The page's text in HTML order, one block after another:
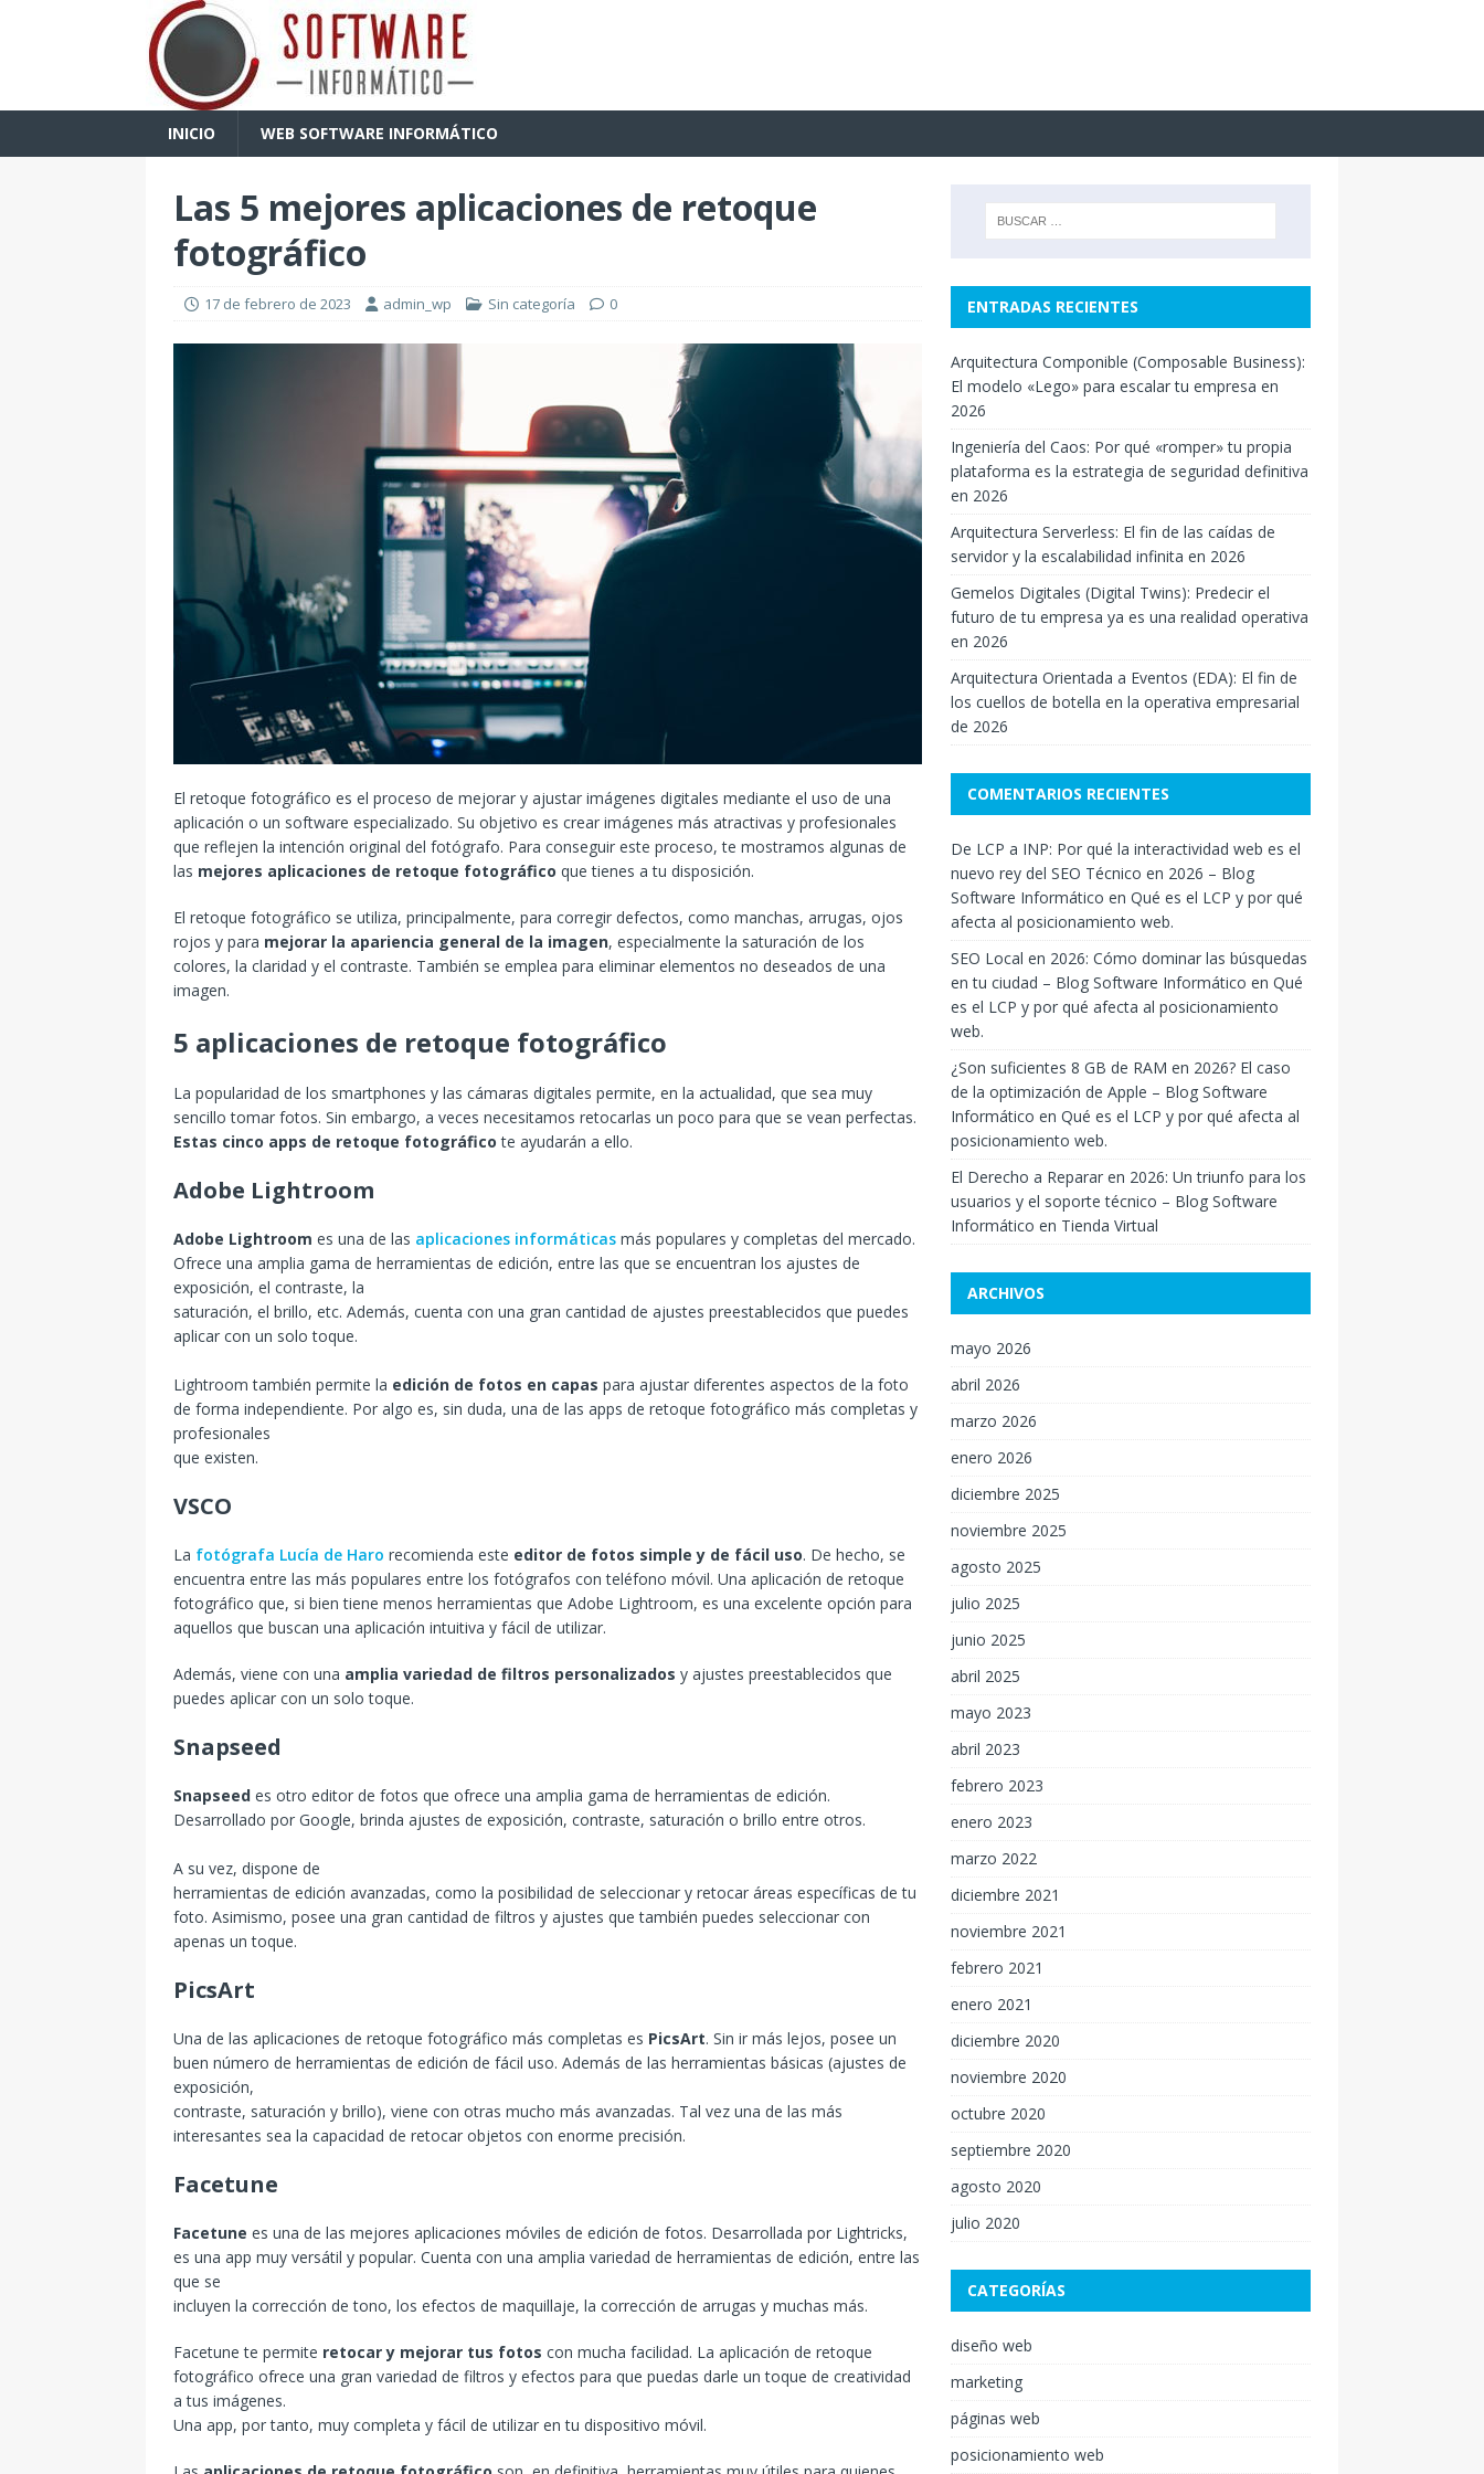
INICIO WEB SOFTWARE INFORMÁTICO
Las 5 mejores aplicaciones de retoque
fotográfico
17 de febrero de 2023 admin_wp Sin categoría 0
El retoque fotográfico es el proceso de mejorar y ajustar imágenes digitales mediante el uso de una
aplicación o un software especializado. Su objetivo es crear imágenes más atractivas y profesionales
que reflejen la intención original del fotógrafo. Para conseguir este proceso, te mostramos algunas de
las mejores aplicaciones de retoque fotográfico que tienes a tu disposición.
El retoque fotográfico se utiliza, principalmente, para corregir defectos, como manchas, arrugas, ojos
rojos y para mejorar la apariencia general de la imagen, especialmente la saturación de los
colores, la claridad y el contraste. También se emplea para eliminar elementos no deseados de una
imagen.
5 aplicaciones de retoque fotográfico
La popularidad de los smartphones y las cámaras digitales permite, en la actualidad, que sea muy
sencillo tomar fotos. Sin embargo, a veces necesitamos retocarlas un poco para que se vean perfectas.
Estas cinco apps de retoque fotográfico te ayudarán a ello.
Adobe Lightroom
Adobe Lightroom es una de las aplicaciones informáticas más populares y completas del mercado.
Ofrece una amplia gama de herramientas de edición, entre las que se encuentran los ajustes de
exposición, el contraste, la
saturación, el brillo, etc. Además, cuenta con una gran cantidad de ajustes preestablecidos que puedes
aplicar con un solo toque.
Lightroom también permite la edición de fotos en capas para ajustar diferentes aspectos de la foto
de forma independiente. Por algo es, sin duda, una de las apps de retoque fotográfico más completas y
profesionales
que existen.
VSCO
La fotógrafa Lucía de Haro recomienda este editor de fotos simple y de fácil uso. De hecho, se
encuentra entre las más populares entre los fotógrafos con teléfono móvil. Una aplicación de retoque
fotográfico que, si bien tiene menos herramientas que Adobe Lightroom, es una excelente opción para
aquellos que buscan una aplicación intuitiva y fácil de utilizar.
Además, viene con una amplia variedad de filtros personalizados y ajustes preestablecidos que
puedes aplicar con un solo toque.
Snapseed
Snapseed es otro editor de fotos que ofrece una amplia gama de herramientas de edición.
Desarrollado por Google, brinda ajustes de exposición, contraste, saturación o brillo entre otros.
A su vez, dispone de
herramientas de edición avanzadas, como la posibilidad de seleccionar y retocar áreas específicas de tu
foto. Asimismo, posee una gran cantidad de filtros y ajustes que también puedes seleccionar con
apenas un toque.
PicsArt
Una de las aplicaciones de retoque fotográfico más completas es PicsArt. Sin ir más lejos, posee un
buen número de herramientas de edición de fácil uso. Además de las herramientas básicas (ajustes de
exposición,
contraste, saturación y brillo), viene con otras mucho más avanzadas. Tal vez una de las más
interesantes sea la capacidad de retocar objetos con enorme precisión.
Facetune
Facetune es una de las mejores aplicaciones móviles de edición de fotos. Desarrollada por Lightricks,
es una app muy versátil y popular. Cuenta con una amplia variedad de herramientas de edición, entre las
que se
incluyen la corrección de tono, los efectos de maquillaje, la corrección de arrugas y muchas más.
Facetune te permite retocar y mejorar tus fotos con mucha facilidad. La aplicación de retoque
fotográfico ofrece una gran variedad de filtros y efectos para que puedas darle un toque de creatividad
a tus imágenes.
Una app, por tanto, muy completa y fácil de utilizar en tu dispositivo móvil.
ENTRADAS RECIENTES
Arquitectura Componible (Composable Business):
El modelo «Lego» para escalar tu empresa en
2026
Ingeniería del Caos: Por qué «romper» tu propia
plataforma es la estrategia de seguridad definitiva
en 2026
Arquitectura Serverless: El fin de las caídas de
servidor y la escalabilidad infinita en 2026
Gemelos Digitales (Digital Twins): Predecir el
futuro de tu empresa ya es una realidad operativa
en 2026
Arquitectura Orientada a Eventos (EDA): El fin de
los cuellos de botella en la operativa empresarial
de 2026
COMENTARIOS RECIENTES
De LCP a INP: Por qué la interactividad web es el
nuevo rey del SEO Técnico en 2026 – Blog
Software Informático en Qué es el LCP y por qué
afecta al posicionamiento web.
SEO Local en 2026: Cómo dominar las búsquedas
en tu ciudad – Blog Software Informático en Qué
es el LCP y por qué afecta al posicionamiento
web.
¿Son suficientes 8 GB de RAM en 2026? El caso
de la optimización de Apple – Blog Software
Informático en Qué es el LCP y por qué afecta al
posicionamiento web.
El Derecho a Reparar en 2026: Un triunfo para los
usuarios y el soporte técnico – Blog Software
Informático en Tienda Virtual
ARCHIVOS
mayo 2026
abril 2026
marzo 2026
enero 2026
diciembre 2025
noviembre 2025
agosto 2025
julio 2025
junio 2025
abril 2025
mayo 2023
abril 2023
febrero 2023
enero 2023
marzo 2022
diciembre 2021
noviembre 2021
febrero 2021
enero 2021
diciembre 2020
noviembre 2020
octubre 2020
septiembre 2020
agosto 2020
julio 2020
CATEGORÍAS
diseño web
marketing
páginas web
posicionamiento web